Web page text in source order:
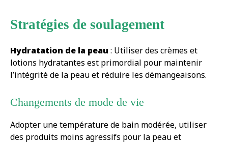
Stratégies de soulagement
Hydratation de la peau : Utiliser des crèmes et
lotions hydratantes est primordial pour maintenir
l’intégrité de la peau et réduire les démangeaisons.
Changements de mode de vie
Adopter une température de bain modérée, utiliser
des produits moins agressifs pour la peau et